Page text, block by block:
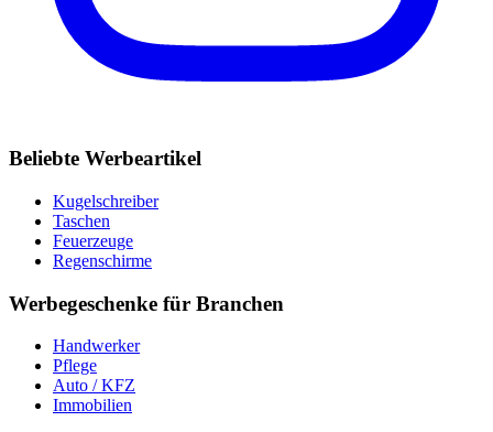
Beliebte Werbeartikel
Kugelschreiber
Taschen
Feuerzeuge
Regenschirme
Werbegeschenke für Branchen
Handwerker
Pflege
Auto / KFZ
Immobilien